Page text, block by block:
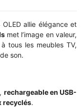
allie élégance et
met l’image en valeur,
à tous les meubles TV,
son.
rechargeable en USB-
recyclés.